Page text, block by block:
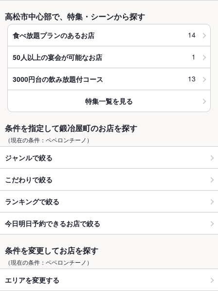
高松市中心部で、特集・シーンから探す
食べ放題プランのあるお店 14
50人以上の宴会が可能なお店 1
3000円台の飲み放題付コース 13
特集一覧を見る
条件を指定して鍛冶屋町のお店を探す
（現在の条件：ペペロンチーノ）
ジャンルで絞る
こだわりで絞る
ランキングで絞る
今日明日予約できるお店で絞る
条件を変更してお店を探す
（現在の条件：ペペロンチーノ）
エリアを変更する